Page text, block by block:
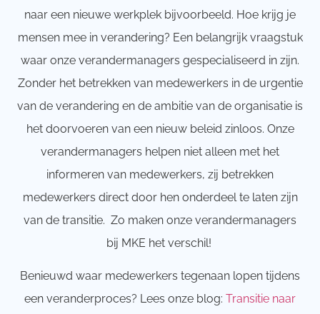
naar een nieuwe werkplek bijvoorbeeld. Hoe krijg je
mensen mee in verandering? Een belangrijk vraagstuk
waar onze verandermanagers gespecialiseerd in zijn.
Zonder het betrekken van medewerkers in de urgentie
van de verandering en de ambitie van de organisatie is
het doorvoeren van een nieuw beleid zinloos. Onze
verandermanagers helpen niet alleen met het
informeren van medewerkers, zij betrekken
medewerkers direct door hen onderdeel te laten zijn
van de transitie. Zo maken onze verandermanagers
bij MKE het verschil!
Benieuwd waar medewerkers tegenaan lopen tijdens
een veranderproces? Lees onze blog: Transitie naar